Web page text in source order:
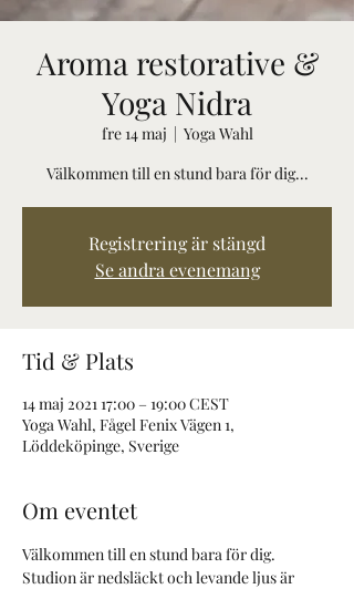
Aroma restorative &
Yoga Nidra
fre 14 maj
  |
Yoga Wahl
Välkommen till en stund bara för dig...
Registrering är stängd
Se andra evenemang
Tid & Plats
14 maj 2021 17:00 – 19:00 CEST
Yoga Wahl, Fågel Fenix Vägen 1,
Löddeköpinge, Sverige
Om eventet
Välkommen till en stund bara för dig.
Studion är nedsläckt och levande ljus är